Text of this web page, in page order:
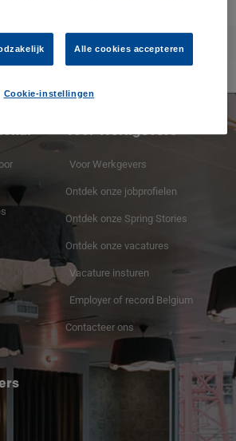
Voor Werkgevers
Voor Werkgevers
Ontdek onze jobprofielen
Ontdek onze Spring Stories
Ontdek onze vacatures
Vacature insturen
Employer of record Belgium
Contacteer ons
Alle cookies accepteren
Cookie-instellingen